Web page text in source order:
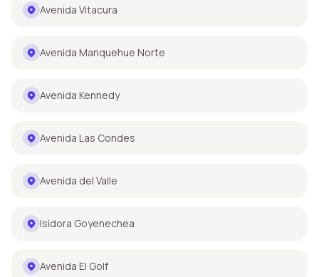
Avenida Vitacura
Avenida Manquehue Norte
Avenida Kennedy
Avenida Las Condes
Avenida del Valle
Isidora Goyenechea
Avenida El Golf